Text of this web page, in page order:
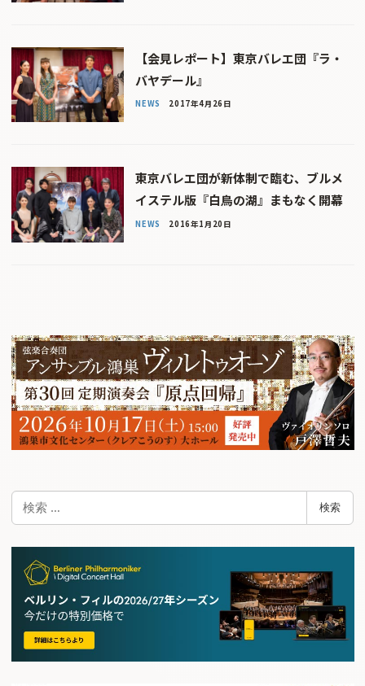
【会見レポート】東京バレエ団『ラ・
バヤデール』
NEWS 2017年4月26日
東京バレエ団が新体制で臨む、ブルメ
イステル版『白鳥の湖』まもなく開幕
NEWS 2016年1月20日
検
検索